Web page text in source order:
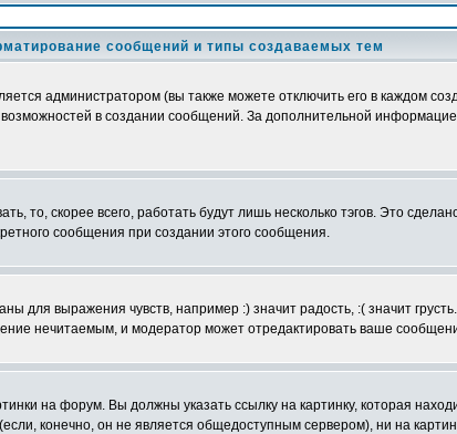
сообщений и типы создаваемых тем
администратором (вы также можете отключить его в каждом
в создании сообщений. За дополнительной
то, скорее всего, работать будут лишь несколько тэгов. Это
сообщения при создании этого сообщения.
для выражения чувств, например :) значит радость, :( значит
нечитаемым, и модератор может отредактировать ваше
на форум. Вы должны указать ссылку на картинку, которая
конечно, он не является общедоступным сервером), ни на